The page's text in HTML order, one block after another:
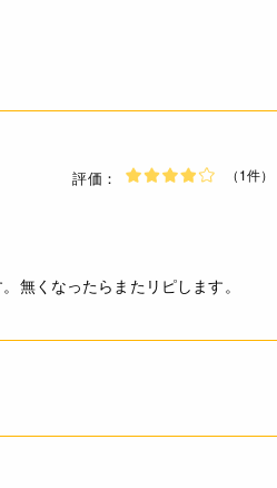
評価： （1件）
無くなったらまたリピします。